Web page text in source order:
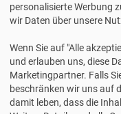
2
Alle Texte, Grafiken,
geschützt und
personalisierte Werbung
wir Daten über unsere
Wenn Sie auf "Alle
und erlauben uns, diese
Marketingpartner. Falls
beschränken wir uns auf
damit leben, dass die